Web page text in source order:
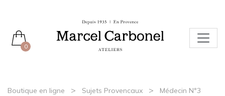
0
Boutique en ligne > Sujets Provencaux > Médecin N°3